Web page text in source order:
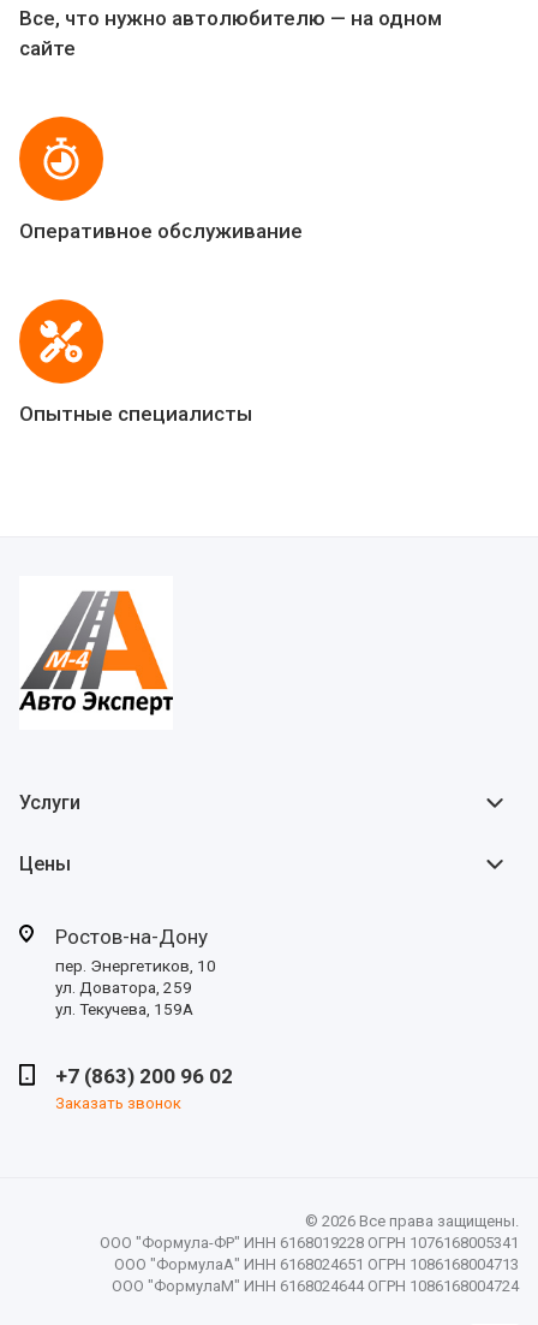
Все, что нужно автолюбителю — на одном
сайте
Оперативное обслуживание
Опытные специалисты
Услуги
Цены
Ростов-на-Дону
пер. Энергетиков, 10
ул. Доватора, 259
ул. Текучева, 159А
+7 (863) 200 96 02
Заказать звонок
© 2026 Все права защищены.
ООО "Формула-ФР" ИНН 6168019228 ОГРН 1076168005341
ООО "ФормулаА" ИНН 6168024651 ОГРН 1086168004713
ООО "ФормулаМ" ИНН 6168024644 ОГРН 1086168004724